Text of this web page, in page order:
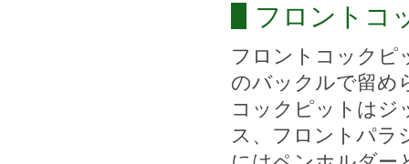
フロントコ
フロントコックピ
のバックルで留め
コックピットはジ
ス、フロントパラ